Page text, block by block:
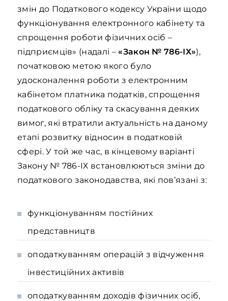
змін до Податкового кодексу України щодо
функціонування електронного кабінету та
спрощення роботи фізичних осіб –
підприємців» (надалі –«Закон № 786-ІХ»),
початковою метою якого було
удосконалення роботи з електронним
кабінетом платника податків, спрощення
податкового обліку та скасування деяких
вимог, які втратили актуальність на даному
етапі розвитку відносин в податковій
сфері. У той же час, в кінцевому варіанті
Закону № 786-ІХ встановлюються зміни до
податкового законодавства, які пов’язані з:
функціонуванням постійних
представництв
оподаткуванням операцій з відчуження
інвестиційних активів
оподаткуванням доходів фізичних осіб,